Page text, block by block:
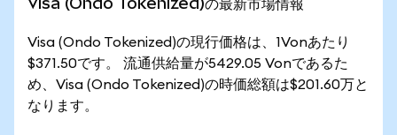
Visa (Ondo Tokenized)の現行価格は、1Vonあたり
$371.50です。 流通供給量が5429.05 Vonであるた
め、Visa (Ondo Tokenized)の時価総額は$201.60万と
なります。